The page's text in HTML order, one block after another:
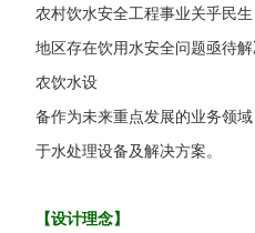
农村饮水安全工程事业关乎民
地区存在饮用水安全问题亟待
农饮水设
备作为未来重点发展的业务领
于水处理设备及解决方案。
【设计理念】